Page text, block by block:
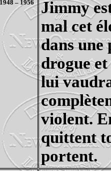
– 1956
Jimmy
mal cet
dans une
drogue et
lui
violent.
quittent
portent.